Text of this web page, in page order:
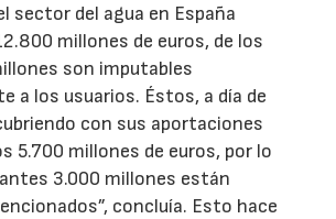
sector del agua en España
millones de euros, de los
son imputables
a los usuarios. Éstos, a día de
con sus aportaciones
5.700 millones de euros, por lo
3.000 millones están
concluía. Esto hace